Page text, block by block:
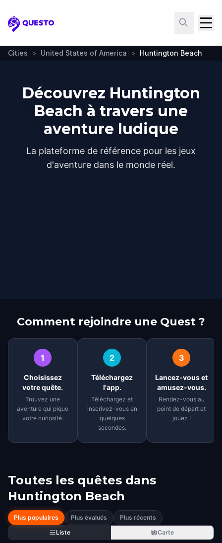
Questo
Cities > United States of America > Huntington Beach
Découvrez Huntington
Beach à travers une
aventure ludique
La plateforme de référence pour les jeux
d'aventure dans le monde réel.
Comment rejoindre une Quest ?
1
Choisissez
votre quête.
Trouvez une
aventure qui pique
votre curiosité.
2
Téléchargez
l'app.
Téléchargez et
inscrivez-vous en
quelques
secondes.
3
Lancez-vous et
amusez-vous.
Rendez-vous au
point de départ et
jouez !
Toutes les quêtes dans
Huntington Beach
Plus populaires Plus évalués
Plus récents
Liste
Carte